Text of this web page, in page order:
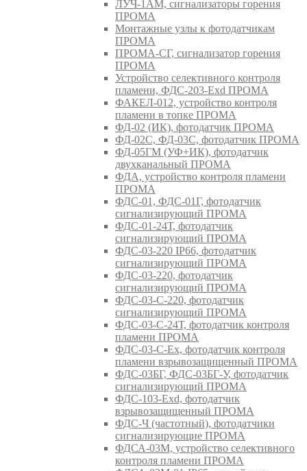
ЛУЧ-1АМ, сигнализаторы горения
ПРОМА
Монтажные узлы к фотодатчикам
ПРОМА
ПРОМА-СГ, сигнализатор горения
ПРОМА
Устройство селективного контроля
пламени, ФДС-203-Exd ПРОМА
ФАКЕЛ-012, устройство контроля
пламени в топке ПРОМА
ФД-02 (ИК), фотодатчик ПРОМА
ФД-02С, ФД-03С, фотодатчик ПРОМА
ФД-05ГМ (УФ+ИК), фотодатчик
двухканальный ПРОМА
ФДА, устройство контроля пламени
ПРОМА
ФДС-01, ФДС-01Г, фотодатчик
сигнализирующий ПРОМА
ФДС-01-24Т, фотодатчик
сигнализирующий ПРОМА
ФДС-03-220 IP66, фотодатчик
сигнализирующий ПРОМА
ФДС-03-220, фотодатчик
сигнализирующий ПРОМА
ФДС-03-С-220, фотодатчик
сигнализирующий ПРОМА
ФДС-03-С-24Т, фотодатчик контроля
пламени ПРОМА
ФДС-03-С-Ex, фотодатчик контроля
пламени взрывозащищенный ПРОМА
ФДС-03БГ, ФДС-03БГ-У, фотодатчик
сигнализирующий ПРОМА
ФДС-103-Ехd, фотодатчик
взрывозащищенный ПРОМА
ФДС-Ч (частотный), фотодатчики
сигнализирующие ПРОМА
ФДСА-03М, устройство селективного
контроля пламени ПРОМА